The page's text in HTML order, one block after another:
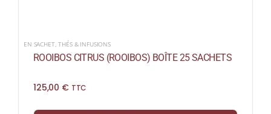
EN SACHET,THÉS & INFUSIONS
ROOIBOS CITRUS (ROOIBOS) BOÎTE 25 SACHETS
125,00 € TTC